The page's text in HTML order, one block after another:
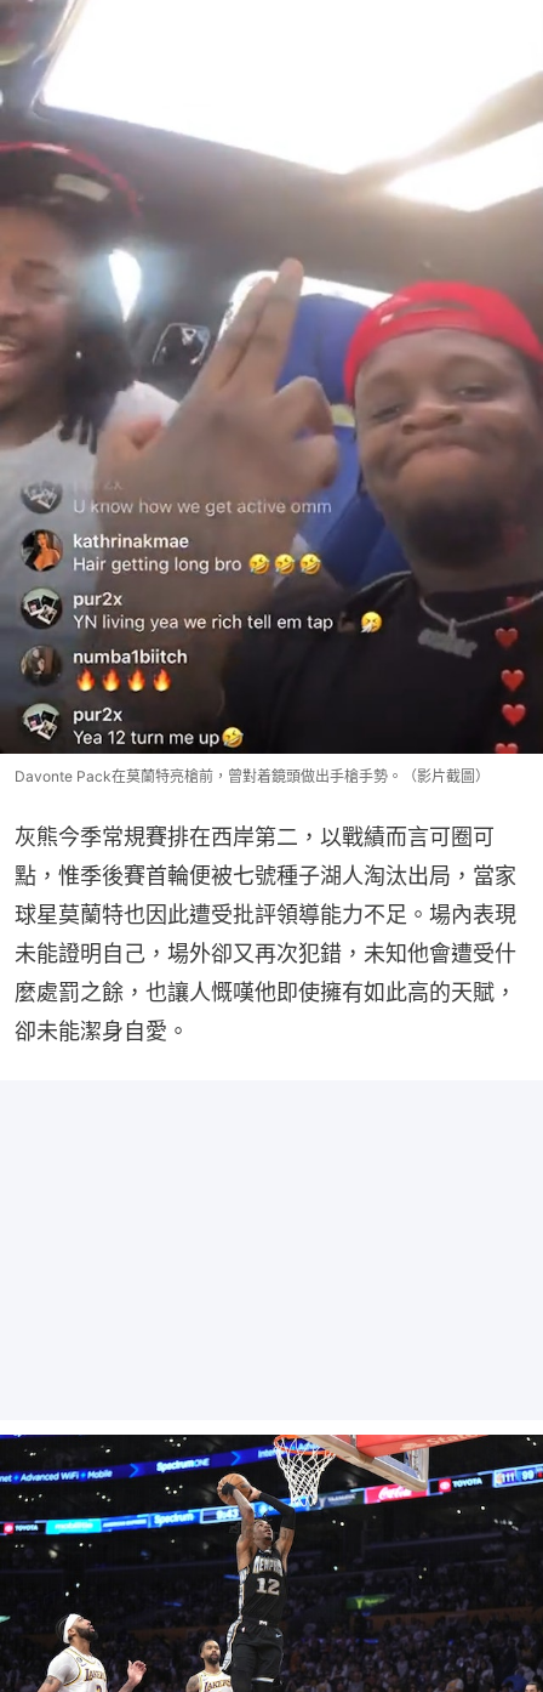
Davonte Pack在莫蘭特亮槍前，曾對着鏡頭做出手槍手勢。（影片截圖）
灰熊今季常規賽排在西岸第二，以戰績而言可圈可
點，惟季後賽首輪便被七號種子湖人淘汰出局，當家
球星莫蘭特也因此遭受批評領導能力不足。場內表現
未能證明自己，場外卻又再次犯錯，未知他會遭受什
麼處罰之餘，也讓人慨嘆他即使擁有如此高的天賦，
卻未能潔身自愛。